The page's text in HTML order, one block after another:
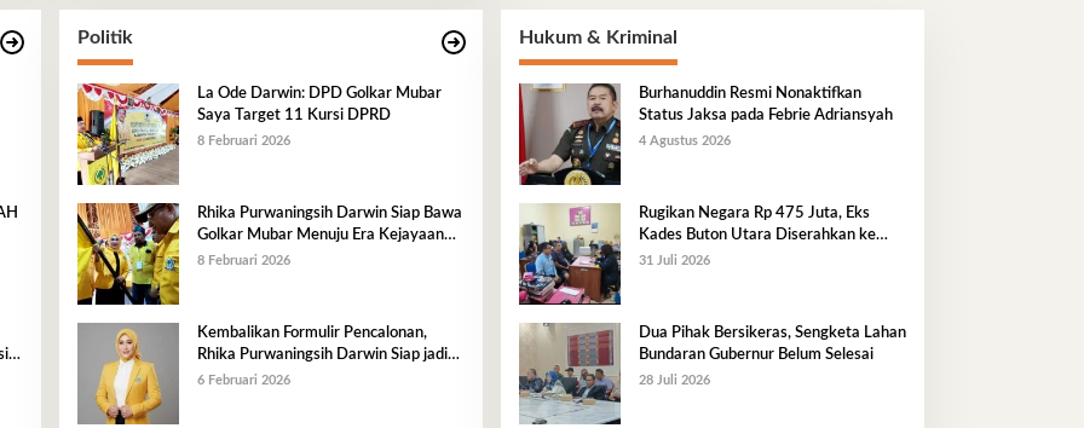
Politik
La Ode Darwin: DPD Golkar Mubar
Saya Target 11 Kursi DPRD
8 Februari 2026
Rhika Purwaningsih Darwin Siap Bawa
Golkar Mubar Menuju Era Kejayaan
Baru
8 Februari 2026
Kembalikan Formulir Pencalonan,
Rhika Purwaningsih Darwin Siap jadi
Ketua DPD II Golkar Mubar
6 Februari 2026
Hukum & Kriminal
Burhanuddin Resmi Nonaktifkan
Status Jaksa pada Febrie Adriansyah
4 Agustus 2026
Rugikan Negara Rp 475 Juta, Eks
Kades Buton Utara Diserahkan ke
Kejaksaan
31 Juli 2026
Dua Pihak Bersikeras, Sengketa Lahan
Bundaran Gubernur Belum Selesai
28 Juli 2026